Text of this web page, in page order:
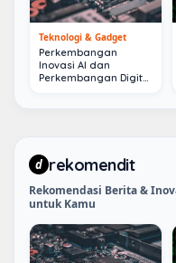
Teknologi & Gadget
Perkembangan
Inovasi AI dan
Perkembangan Digital
d rekomendit
Rekomendasi Berita &
untuk Kamu